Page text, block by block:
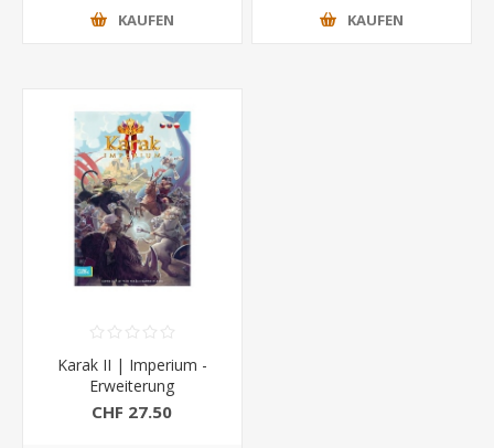
KAUFEN KAUFEN
Karak II | Imperium -
Erweiterung
CHF 27.50